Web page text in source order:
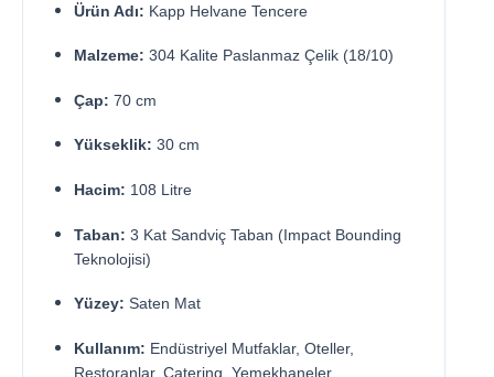
Ürün Adı: Kapp Helvane Tencere
Malzeme: 304 Kalite Paslanmaz Çelik (18/10)
Çap: 70 cm
Yükseklik: 30 cm
Hacim: 108 Litre
Taban: 3 Kat Sandviç Taban (Impact Bounding
Teknolojisi)
Yüzey: Saten Mat
Kullanım: Endüstriyel Mutfaklar, Oteller,
Restoranlar, Catering, Yemekhaneler